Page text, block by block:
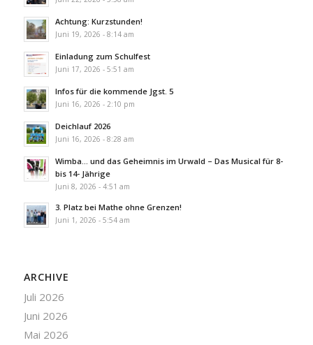
Achtung: Kurzstunden!
Juni 19, 2026 - 8:14 am
Einladung zum Schulfest
Juni 17, 2026 - 5:51 am
Infos für die kommende Jgst. 5
Juni 16, 2026 - 2:10 pm
Deichlauf 2026
Juni 16, 2026 - 8:28 am
Wimba… und das Geheimnis im Urwald – Das Musical für 8-
bis 14- Jährige
Juni 8, 2026 - 4:51 am
3. Platz bei Mathe ohne Grenzen!
Juni 1, 2026 - 5:54 am
ARCHIVE
Juli 2026
Juni 2026
Mai 2026